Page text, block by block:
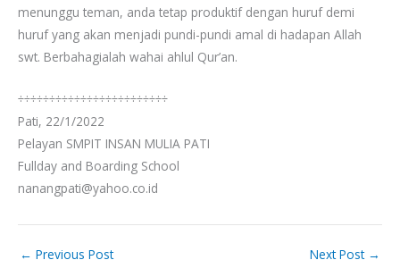
menunggu teman, anda tetap produktif dengan huruf demi
huruf yang akan menjadi pundi-pundi amal di hadapan Allah
swt. Berbahagialah wahai ahlul Qur’an.
÷÷÷÷÷÷÷÷÷÷÷÷÷÷÷÷÷÷÷÷÷÷÷÷
Pati, 22/1/2022
Pelayan SMPIT INSAN MULIA PATI
Fullday and Boarding School
nanangpati@yahoo.co.id
← Previous Post Next Post →